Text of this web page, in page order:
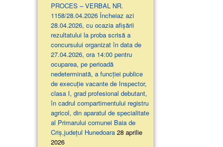
PROCES – VERBAL NR.
1158/28.04.2026 Încheiaz azi
28.04.2026, cu ocazia afişării
rezultatului la proba scrisă a
concursului organizat în data de
27.04.2026, ora 14:00 pentru
ocuparea, pe perioadă
nedeterminată, a funcției publice
de execuție vacante de Inspector,
clasa I, grad profesional debutant,
în cadrul compartimentului registru
agricol, din aparatul de specialitate
al Primarului comunei Baia de
Criș,județul Hunedoara 28 aprilie
2026